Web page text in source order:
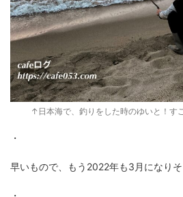
↑日本海で、釣りをした時のゆいと！す
・
早いもので、もう2022年も3月になりそ